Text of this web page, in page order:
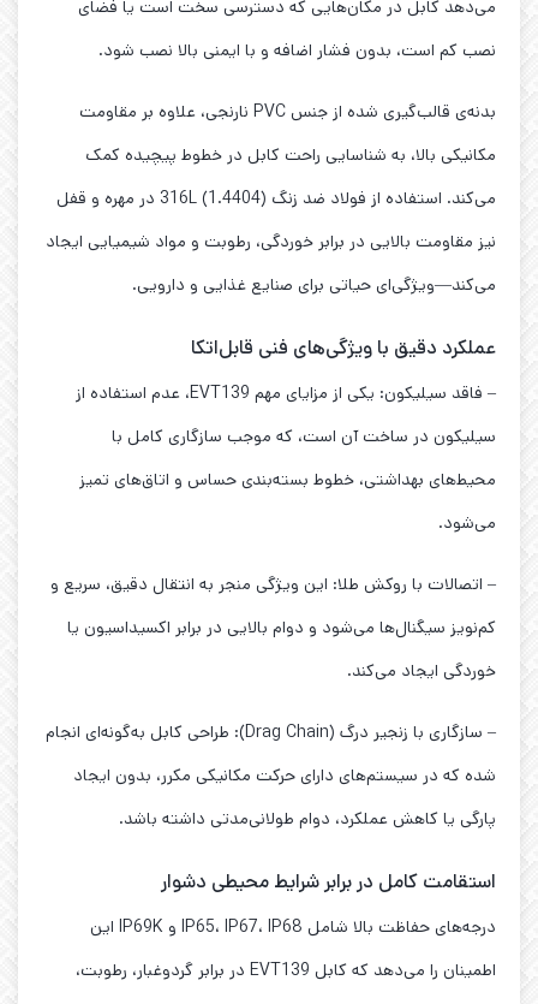
می‌دهد کابل در مکان‌هایی که دسترسی سخت است یا فضای
نصب کم است، بدون فشار اضافه و با ایمنی بالا نصب شود.
بدنه‌ی قالب‌گیری شده از جنس PVC نارنجی، علاوه بر مقاومت
مکانیکی بالا، به شناسایی راحت کابل در خطوط پیچیده کمک
می‌کند. استفاده از فولاد ضد زنگ 316L (1.4404) در مهره و قفل
نیز مقاومت بالایی در برابر خوردگی، رطوبت و مواد شیمیایی ایجاد
می‌کند—ویژگی‌ای حیاتی برای صنایع غذایی و دارویی.
عملکرد دقیق با ویژگی‌های فنی قابل‌اتکا
– فاقد سیلیکون: یکی از مزایای مهم EVT139، عدم استفاده از
سیلیکون در ساخت آن است، که موجب سازگاری کامل با
محیط‌های بهداشتی، خطوط بسته‌بندی حساس و اتاق‌های تمیز
می‌شود.
– اتصالات با روکش طلا: این ویژگی منجر به انتقال دقیق، سریع و
کم‌نویز سیگنال‌ها می‌شود و دوام بالایی در برابر اکسیداسیون یا
خوردگی ایجاد می‌کند.
– سازگاری با زنجیر درگ (Drag Chain): طراحی کابل به‌گونه‌ای انجام
شده که در سیستم‌های دارای حرکت مکانیکی مکرر، بدون ایجاد
پارگی یا کاهش عملکرد، دوام طولانی‌مدتی داشته باشد.
استقامت کامل در برابر شرایط محیطی دشوار
درجه‌های حفاظت بالا شامل IP65، IP67، IP68 و IP69K این
اطمینان را می‌دهد که کابل EVT139 در برابر گردوغبار، رطوبت،